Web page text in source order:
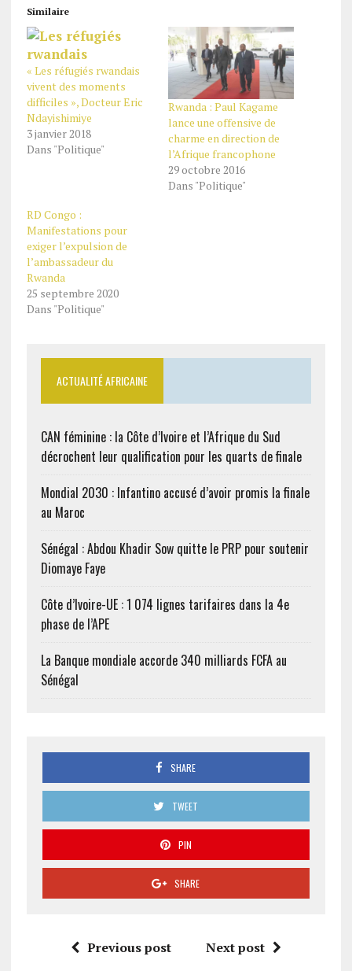
Similaire
« Les réfugiés rwandais
vivent des moments
difficiles », Docteur Eric
Ndayishimiye
3 janvier 2018
Dans "Politique"
Rwanda : Paul Kagame
lance une offensive de
charme en direction de
l’Afrique francophone
29 octobre 2016
Dans "Politique"
RD Congo :
Manifestations pour
exiger l’expulsion de
l’ambassadeur du
Rwanda
25 septembre 2020
Dans "Politique"
ACTUALITÉ AFRICAINE
CAN féminine : la Côte d’Ivoire et l’Afrique du Sud
décrochent leur qualification pour les quarts de finale
Mondial 2030 : Infantino accusé d’avoir promis la finale
au Maroc
Sénégal : Abdou Khadir Sow quitte le PRP pour soutenir
Diomaye Faye
Côte d’Ivoire-UE : 1 074 lignes tarifaires dans la 4e
phase de l’APE
La Banque mondiale accorde 340 milliards FCFA au
Sénégal
SHARE
TWEET
PIN
SHARE
Previous post Next post